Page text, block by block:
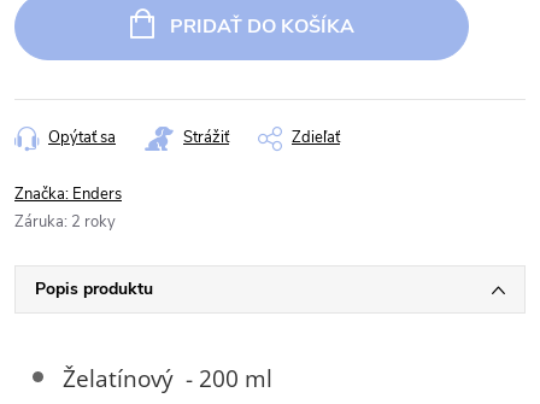
cena:
PRIDAŤ DO KOŠÍKA
Opýtať sa Strážiť Zdieľať
Značka: Enders
Záruka: 2 roky
Popis produktu
Želatínový - 200 ml